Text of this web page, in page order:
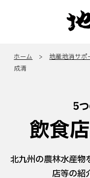
ホーム >地産地消サポ
成清
5
飲食
北九州の農林水産物
店等の紹